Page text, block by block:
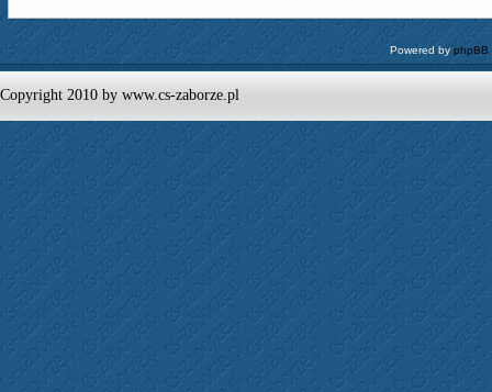
Powered byphpBB
Copyright 2010 by www.cs-zaborze.pl